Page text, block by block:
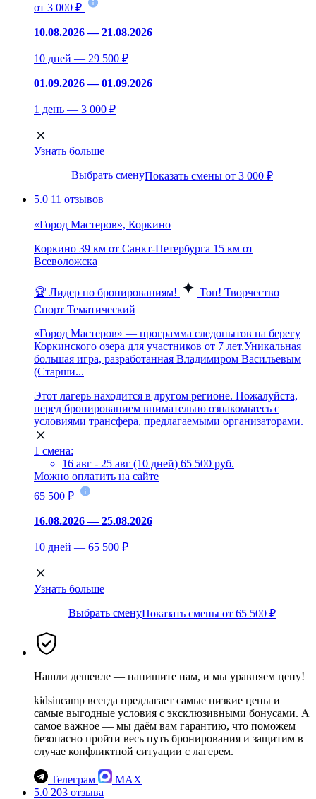
от 3 000 ₽
10.08.2026 — 21.08.2026
10 дней — 29 500 ₽
01.09.2026 — 01.09.2026
1 день — 3 000 ₽
Узнать больше
Выбрать сменуПоказать смены от 3 000 ₽
5.0 11 отзывов
«Город Мастеров», Коркино
Коркино 39 км от Санкт-Петербурга 15 км от
Всеволожска
🏆 Лидер по бронированиям! Топ! Творчество
Спорт Тематический
«Город Мастеров» — программа следопытов на берегу
Коркинского озера для участников от 7 лет.Уникальная
большая игра, разработанная Владимиром Васильевым
(Старши...
Этот лагерь находится в другом регионе. Пожалуйста,
перед бронированием внимательно ознакомьтесь с
условиями трансфера, предлагаемыми организаторами.
1 смена:
16 авг - 25 авг (10 дней) 65 500 руб.
Можно оплатить на сайте
65 500 ₽
16.08.2026 — 25.08.2026
10 дней — 65 500 ₽
Узнать больше
Выбрать сменуПоказать смены от 65 500 ₽
Нашли дешевле — напишите нам, и мы уравняем цену!
kidsincamp всегда предлагает самые низкие цены и
самые выгодные условия с эксклюзивными бонусами. А
самое важное — мы даём вам гарантию, что поможем
безопасно пройти весь путь бронирования и защитим в
случае конфликтной ситуации с лагерем.
Телеграм
MAX
5.0 203 отзыва